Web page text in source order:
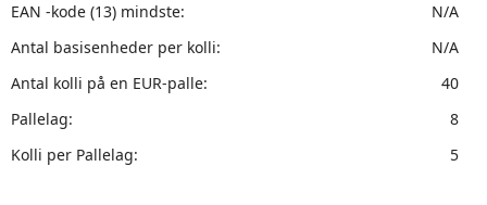
EAN -kode (13) mindste:
N/A
Antal basisenheder per kolli:
N/A
Antal kolli på en EUR-palle:
40
Pallelag:
8
Kolli per Pallelag:
5